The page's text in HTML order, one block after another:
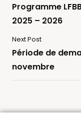
Programme
2025 – 2026
Next Post
Période de
novembre